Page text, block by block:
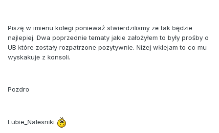
Piszę w imienu kolegi ponieważ stwierdzilismy ze tak będzie
najlepiej. Dwa poprzednie tematy jakie założyłem to były prośby o
UB które zostały rozpatrzone pozytywnie. Niżej wklejam to co mu
wyskakuje z konsoli.
Pozdro
Lubie_Nalesniki